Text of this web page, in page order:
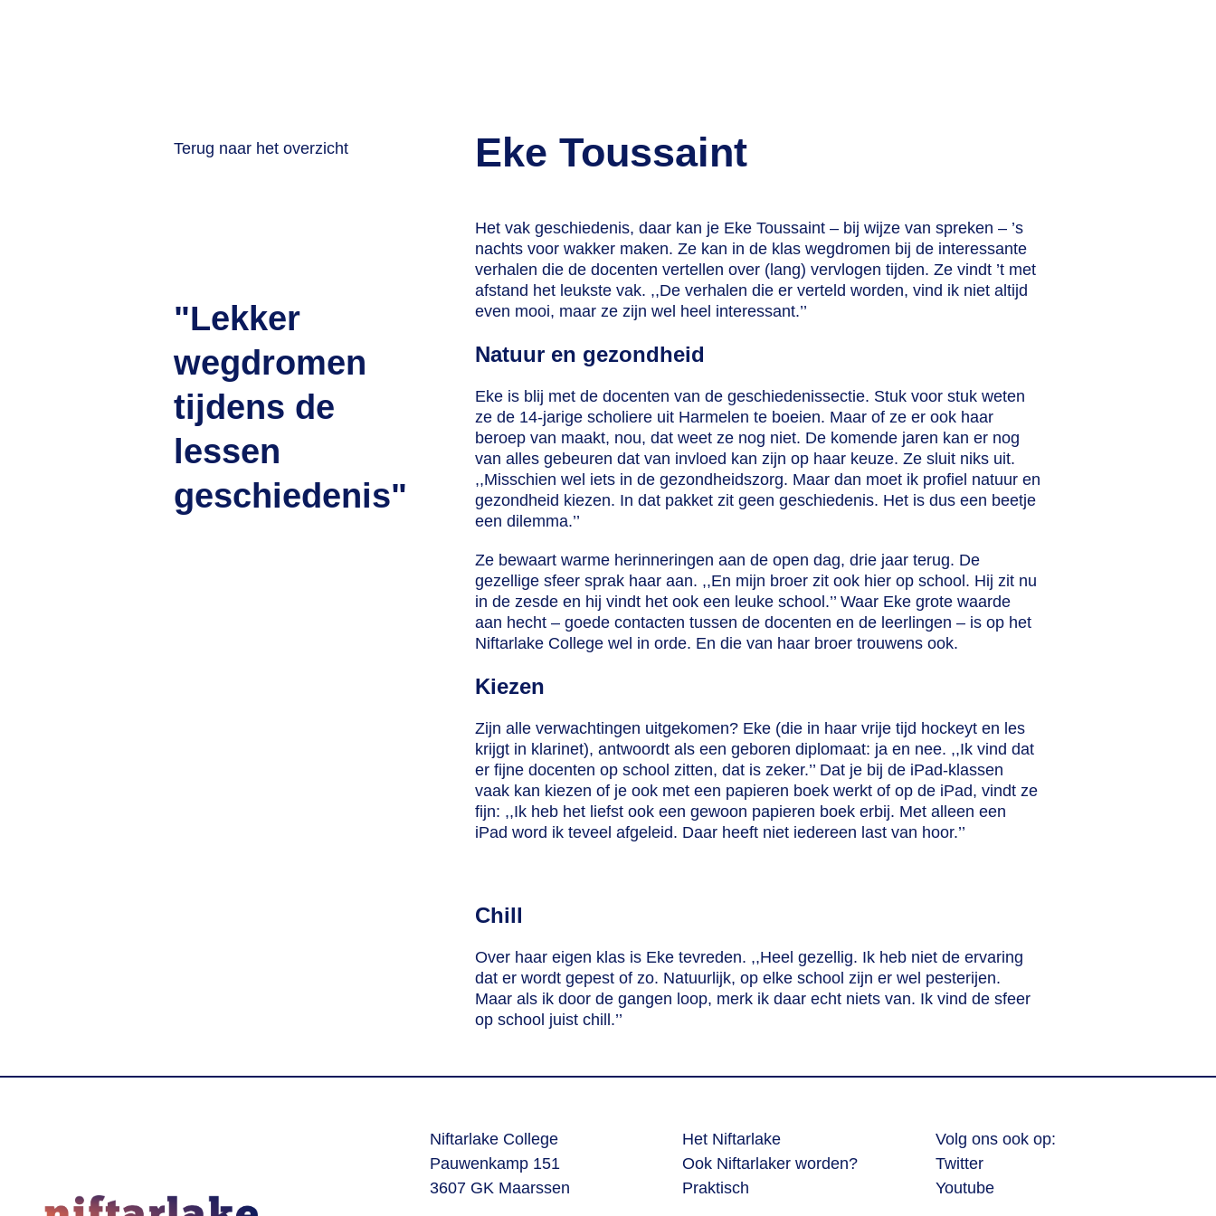
Eke Toussaint
Het vak geschiedenis, daar kan je Eke Toussaint – bij wijze van spreken – ’s
nachts voor wakker maken. Ze kan in de klas wegdromen bij de interessante
verhalen die de docenten vertellen over (lang) vervlogen tijden. Ze vindt ’t met
afstand het leukste vak. ,,De verhalen die er verteld worden, vind ik niet altijd
even mooi, maar ze zijn wel heel interessant.’’
Natuur en gezondheid
Eke is blij met de docenten van de geschiedenissectie. Stuk voor stuk weten
ze de 14-jarige scholiere uit Harmelen te boeien. Maar of ze er ook haar
beroep van maakt, nou, dat weet ze nog niet. De komende jaren kan er nog
van alles gebeuren dat van invloed kan zijn op haar keuze. Ze sluit niks uit.
,,Misschien wel iets in de gezondheidszorg. Maar dan moet ik profiel natuur en
gezondheid kiezen. In dat pakket zit geen geschiedenis. Het is dus een beetje
een dilemma.’’
Ze bewaart warme herinneringen aan de open dag, drie jaar terug. De
gezellige sfeer sprak haar aan. ,,En mijn broer zit ook hier op school. Hij zit nu
in de zesde en hij vindt het ook een leuke school.’’ Waar Eke grote waarde
aan hecht – goede contacten tussen de docenten en de leerlingen – is op het
Niftarlake College wel in orde. En die van haar broer trouwens ook.
Kiezen
Zijn alle verwachtingen uitgekomen? Eke (die in haar vrije tijd hockeyt en les
krijgt in klarinet), antwoordt als een geboren diplomaat: ja en nee. ,,Ik vind dat
er fijne docenten op school zitten, dat is zeker.’’ Dat je bij de iPad-klassen
vaak kan kiezen of je ook met een papieren boek werkt of op de iPad, vindt ze
fijn: ,,Ik heb het liefst ook een gewoon papieren boek erbij. Met alleen een
iPad word ik teveel afgeleid. Daar heeft niet iedereen last van hoor.’’
Chill
Over haar eigen klas is Eke tevreden. ,,Heel gezellig. Ik heb niet de ervaring
dat er wordt gepest of zo. Natuurlijk, op elke school zijn er wel pesterijen.
Maar als ik door de gangen loop, merk ik daar echt niets van. Ik vind de sfeer
op school juist chill.’’
Terug naar het overzicht
"Lekker
wegdromen
tijdens de
lessen
geschiedenis"
Niftarlake College
Pauwenkamp 151
3607 GK Maarssen
Het Niftarlake
Ook Niftarlaker worden?
Praktisch
Volg ons ook op:
Twitter
Youtube